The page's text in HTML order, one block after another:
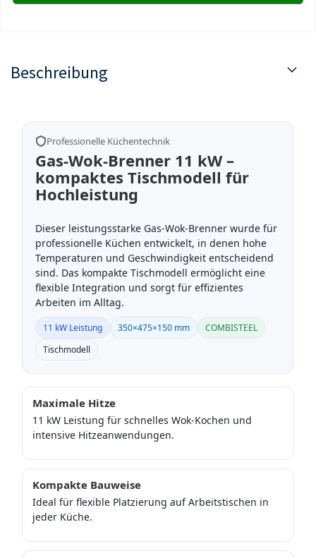
Beschreibung
Professionelle Küchentechnik
Gas-Wok-Brenner 11 kW –
kompaktes Tischmodell für
Hochleistung
Dieser leistungsstarke Gas-Wok-Brenner wurde für
professionelle Küchen entwickelt, in denen hohe
Temperaturen und Geschwindigkeit entscheidend
sind. Das kompakte Tischmodell ermöglicht eine
flexible Integration und sorgt für effizientes
Arbeiten im Alltag.
11 kW Leistung 350×475×150 mm
COMBISTEEL
Tischmodell
Maximale Hitze
11 kW Leistung für schnelles Wok-Kochen und
intensive Hitzeanwendungen.
Kompakte Bauweise
Ideal für flexible Platzierung auf Arbeitstischen in
jeder Küche.